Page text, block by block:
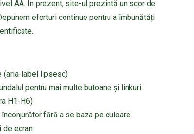
AA. În prezent, site-ul prezintă un scor de
eforturi continue pentru a îmbunătăți
(aria-label lipsesc)
pentru mai multe butoane și linkuri
H1-H6)
fără a se baza pe culoare
de ecran